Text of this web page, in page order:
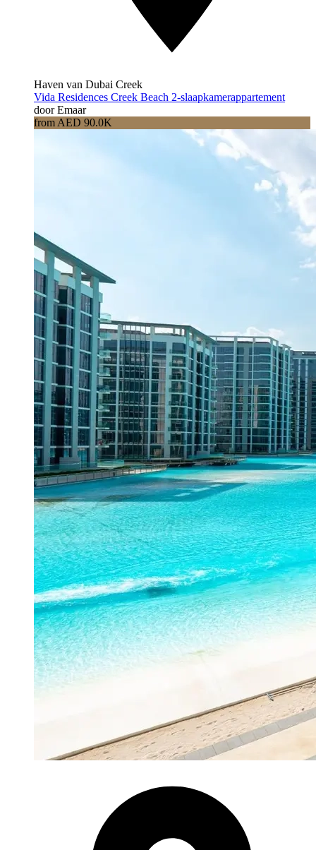
Haven van Dubai Creek
Vida Residences Creek Beach 2-slaapkamerappartement
door Emaar
from AED 90.0K